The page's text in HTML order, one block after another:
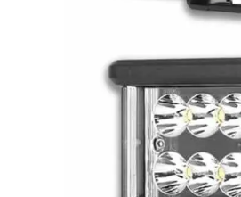
voordeelpakketten